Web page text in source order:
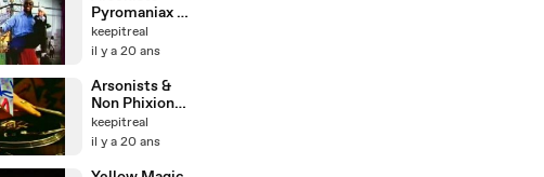
Pyromaniax /
Backdraft
keepitreal
il y a 20 ans
Arsonists &
Non Phixion-
14Years Of
Rap
keepitreal
il y a 20 ans